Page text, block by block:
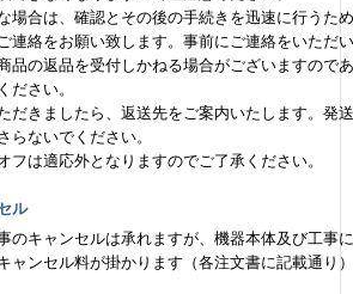
場合は、確認とその後の手続きを迅速に行うた
連絡をお願い致します。事前にご連絡をいただ
品の返品を受付しかねる場合がございますので
ださい。
だきましたら、返送先をご案内いたします。発
らないでください。
フは適応外となりますのでご了承ください。
ル
のキャンセルは承れますが、機器本体及び工事
ャンセル料が掛かります（各注文書に記載通り